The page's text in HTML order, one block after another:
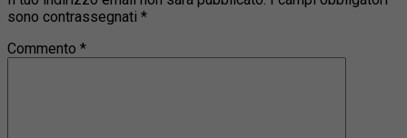
sono contrassegnati *
Commento *